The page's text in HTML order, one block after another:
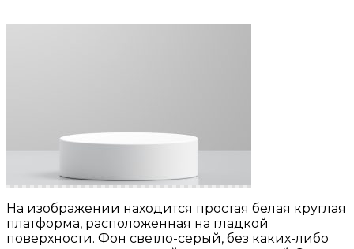
На изображении находится простая белая круглая
платформа, расположенная на гладкой
поверхности. Фон светло-серый, без каких-либо